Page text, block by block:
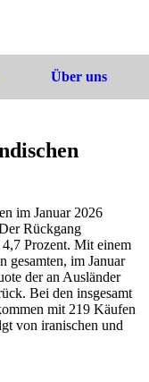
Über uns
im Januar 2026
Rückgang
Prozent. Mit einem
gesamten, im Januar
der an Ausländer
Bei den insgesamt
mit 219 Käufen
von iranischen und